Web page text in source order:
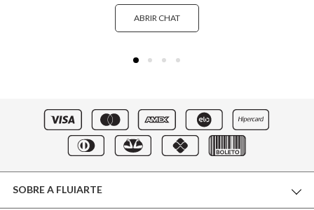
ABRIR CHAT
SOBRE A FLUIARTE